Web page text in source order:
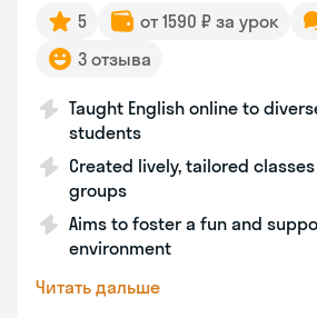
5 от 1590 ₽ за урок
3 отзыва
Taught English online to
students
Created lively, tailored
groups
Aims to foster a fun and
environment
Читать дальше